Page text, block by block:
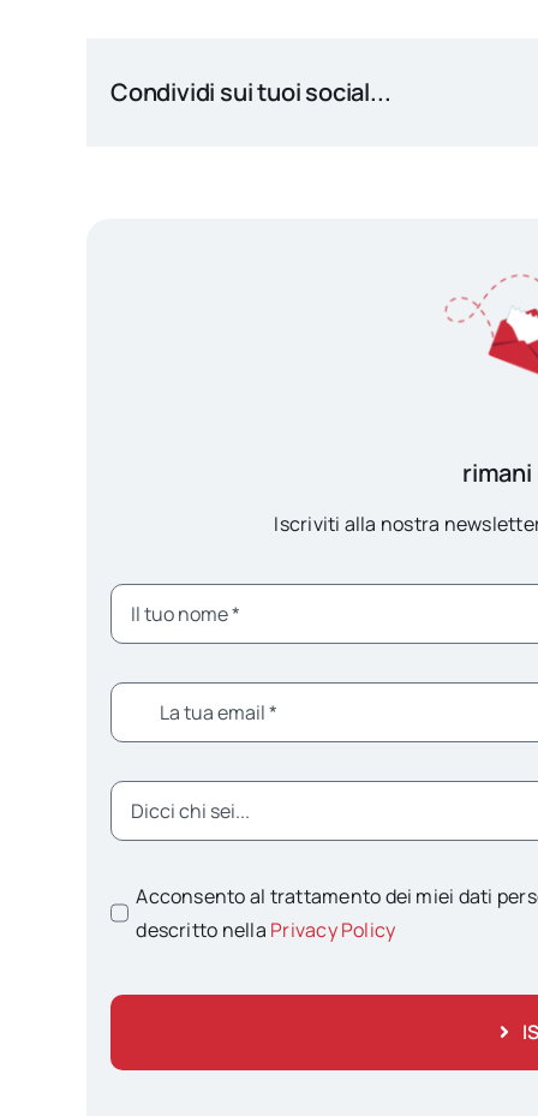
Condividi sui tuoi social...
Iscriviti alla nostra
Acconsento al trattamento dei miei dati
descritto nella Privacy Policy